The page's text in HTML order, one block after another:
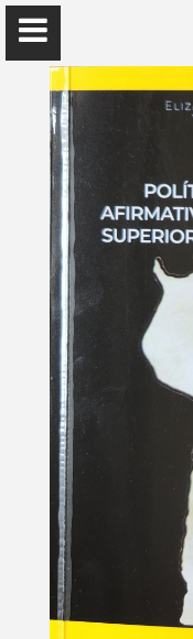
Início
Ensino
Eventos
Pesquisa
Publicações
Blog